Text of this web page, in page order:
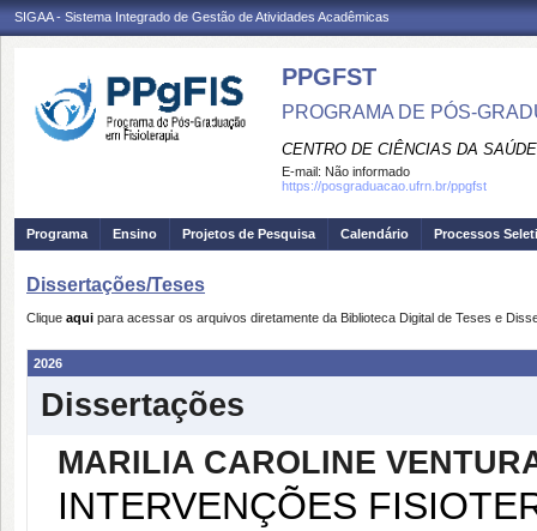
SIGAA - Sistema Integrado de Gestão de Atividades Acadêmicas
PPGFST
PROGRAMA DE PÓS-
CENTRO DE CIÊNCIAS DA SAÚDE
E-mail: Não informado
https://posgraduacao.ufrn.br/ppgfst
Programa Ensino Projetos de Pesquisa Calendário Processos
Dissertações/Teses
Clique aqui para acessar os arquivos diretamente da Biblioteca Digital de Teses e
2026
Dissertações
MARILIA CAROLINE
INTERVENÇÕES